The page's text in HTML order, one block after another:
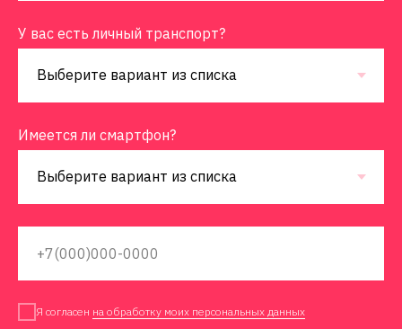
У вас есть личный транспорт?
Имеется ли смартфон?
Я согласен на обработку моих персональных данных